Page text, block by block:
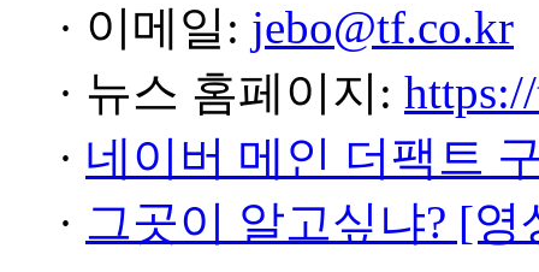
· 이메일: jebo@tf.co.kr
· 뉴스 홈페이지:
· 네이버 메인 더팩트
· 그곳이 알고싶냐? [